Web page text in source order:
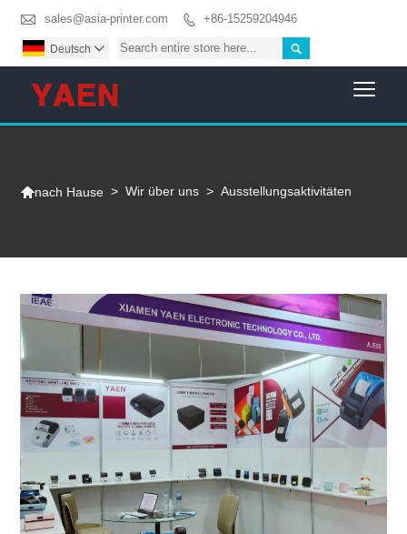
 sales@asia-printer.com  +86-15259204946

Deutsch 
nach Hause > Wir über uns > Ausstellungsaktivitäten